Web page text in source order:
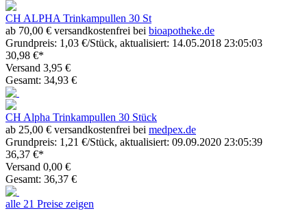
CH ALPHA Trinkampullen 30 St
ab 70,00 € versandkostenfrei bei bioapotheke.de
Grundpreis: 1,03 €/Stück, aktualisiert: 14.05.2018 23:05:03
30,98 €*
Versand 3,95 €
Gesamt: 34,93 €
CH Alpha Trinkampullen 30 Stück
ab 25,00 € versandkostenfrei bei medpex.de
Grundpreis: 1,21 €/Stück, aktualisiert: 09.09.2020 23:05:39
36,37 €*
Versand 0,00 €
Gesamt: 36,37 €
alle 21 Preise zeigen